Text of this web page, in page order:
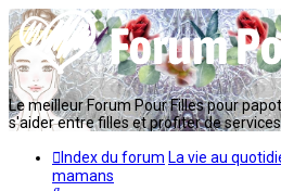
Le meilleur Forum Pour Filles pour
s'aider entre filles et profiter de
Index du forum La vie au
mamans